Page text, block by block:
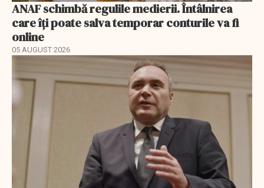
ANAF schimbă regulile medierii. Întâlnirea
care îți poate salva temporar conturile va fi
online
05 AUGUST 2026